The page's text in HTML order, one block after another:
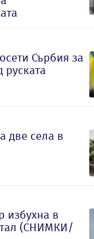
Сърбия за
руската
две села в
избухна в
(СНИМКИ/